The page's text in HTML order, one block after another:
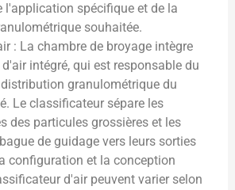
l'application spécifique et de la
souhaitée.
: La chambre de broyage intègre
intégré, qui est responsable du
granulométrique du
Le classificateur sépare les
des particules grossières et les
de guidage vers leurs sorties
configuration et la conception
d'air peuvent varier selon